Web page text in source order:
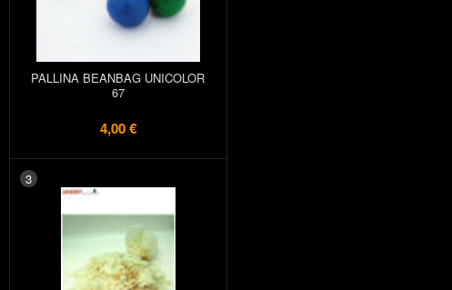
PALLINA BEANBAG UNICOLOR
67
4,00 €
3